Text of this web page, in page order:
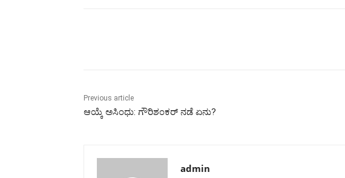
Previous article
ಆಯ್ಕೆ ಅಸಿಂಧು: ಗೌರಿಶಂಕರ್ ನಡೆ ಏನು?
admin